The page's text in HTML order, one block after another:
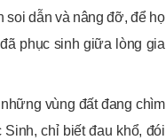
dẫn và nâng đỡ, để họ
phục sinh giữa lòng gia
vùng đất đang chìm
chỉ biết đau khổ, đói